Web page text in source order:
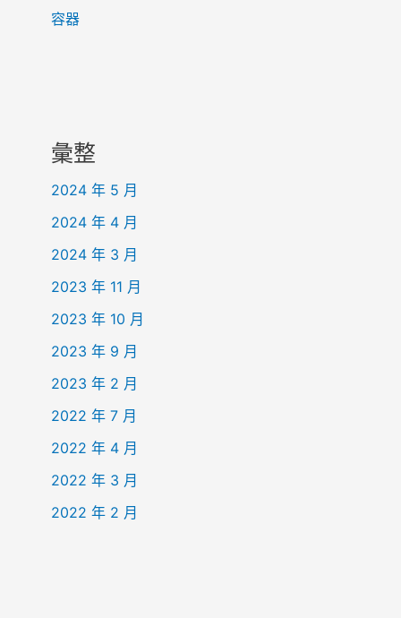
容器
彙整
2024 年 5 月
2024 年 4 月
2024 年 3 月
2023 年 11 月
2023 年 10 月
2023 年 9 月
2023 年 2 月
2022 年 7 月
2022 年 4 月
2022 年 3 月
2022 年 2 月